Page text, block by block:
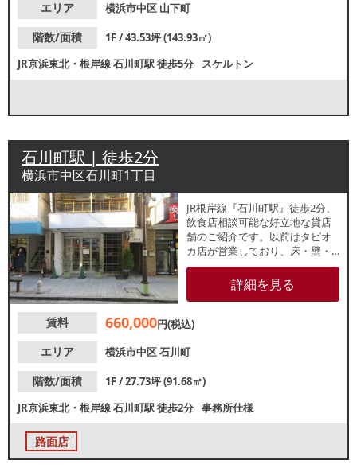
エリア
横浜市中区 山下町
階数/面積
1F / 43.53坪 (143.93㎡)
JR京浜東北・根岸線石川町駅徒歩5分 スケルトン
石川町駅 | 徒歩2分
横浜市中区石川町1丁目
JR根岸線『石川町駅』徒歩2分、
飲食店相談可能な好立地な貸店
舗のご紹介です。以前はタピオ
カ店が営業しており、床・壁・
天井やエアコンが残っておりま
す。メインストリート沿いで人
通り多く集客が見込めます。近
ウト需要も期待できます！業種
詳細を見る
賃料 660,000円(税込)
エリア
横浜市中区石川町
階数/面積
1F / 27.73坪 (91.68㎡)
JR京浜東北・根岸線石川町駅徒歩2分 事務所仕様
路面店